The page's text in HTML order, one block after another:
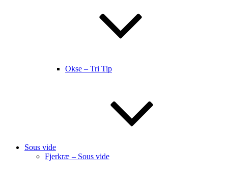
Okse – Tri Tip
Sous vide
Fjerkræ – Sous vide